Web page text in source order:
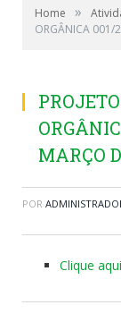
Home »
ORGÂNICA 001/
MARÇO
POR
Clique